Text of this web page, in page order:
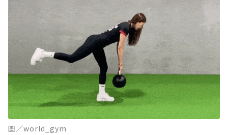
圖／world_gym